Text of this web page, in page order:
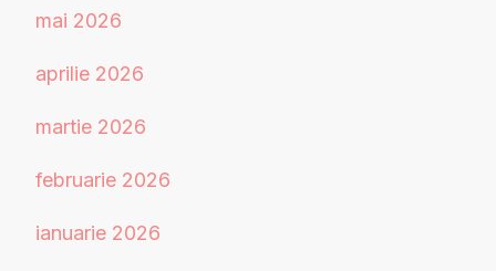
mai 2026
aprilie 2026
martie 2026
februarie 2026
ianuarie 2026